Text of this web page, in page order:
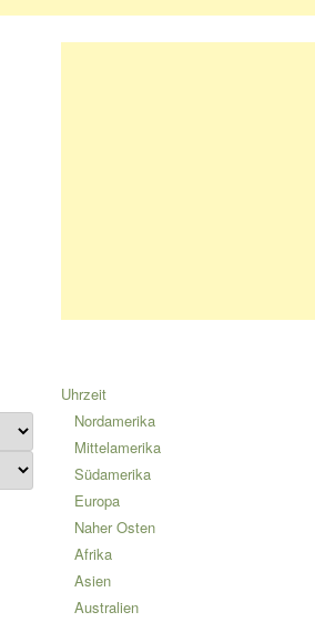
Uhrzeit
Nordamerika
Mittelamerika
Südamerika
Europa
Naher Osten
Afrika
Asien
Australien